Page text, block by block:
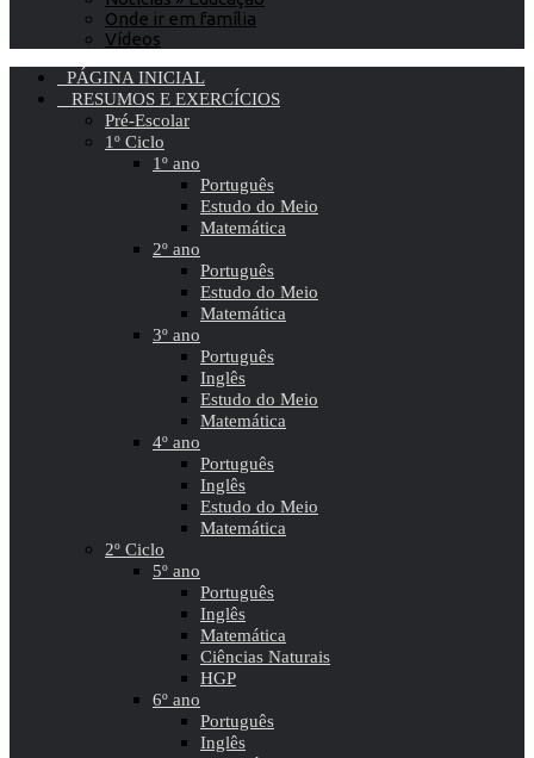
Onde ir em família
Vídeos
PÁGINA INICIAL
RESUMOS E EXERCÍCIOS
Pré-Escolar
1º Ciclo
1º ano
Português
Estudo do Meio
Matemática
2º ano
Português
Estudo do Meio
Matemática
3º ano
Português
Inglês
Estudo do Meio
Matemática
4º ano
Português
Inglês
Estudo do Meio
Matemática
2º Ciclo
5º ano
Português
Inglês
Matemática
Ciências Naturais
HGP
6º ano
Português
Inglês